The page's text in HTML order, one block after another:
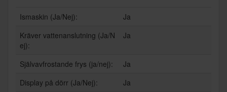
Ismaskin (Ja/Nej):
Ja
Kräver vattenanslutning (Ja/N
ej):
Ja
Självavfrostande frys (ja/nej):
Ja
Display på dörr (Ja/Nej):
Ja